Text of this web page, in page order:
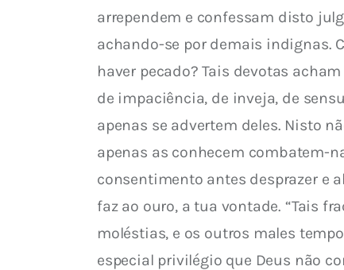
arrependem e confessam disto
achando-se por demais indignas.
haver pecado? Tais devotas
de impaciência, de inveja, de
apenas se advertem deles. Nisto
apenas as conhecem combatem-
consentimento antes desprazer e
faz ao ouro, a tua vontade. “Tais
moléstias, e os outros males
especial privilégio que Deus não